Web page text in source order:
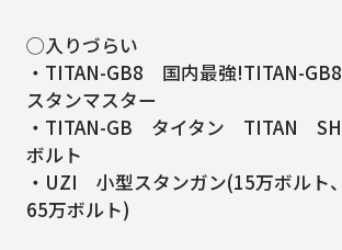
◯入りづらい
・TITAN-GB8 国内最強!TITAN-
スタンマスター
・TITAN-GB タイタン TITAN
ボルト
・UZI 小型スタンガン(15万ボルト
65万ボルト)